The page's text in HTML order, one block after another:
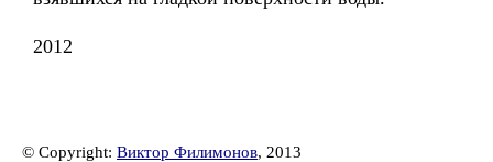
2012
© Copyright: Виктор Филимонов, 2013